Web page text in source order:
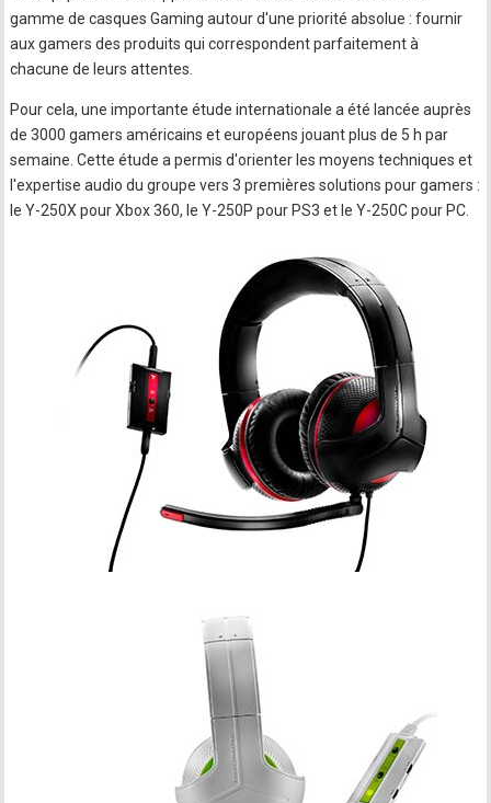
gamme de casques Gaming autour d'une priorité absolue : fournir
aux gamers des produits qui correspondent parfaitement à
chacune de leurs attentes.
Pour cela, une importante étude internationale a été lancée auprès
de 3000 gamers américains et européens jouant plus de 5 h par
semaine. Cette étude a permis d'orienter les moyens techniques et
l'expertise audio du groupe vers 3 premières solutions pour gamers :
le Y-250X pour Xbox 360, le Y-250P pour PS3 et le Y-250C pour PC.